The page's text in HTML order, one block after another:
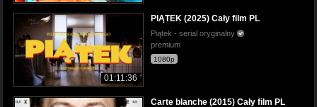
01:11:36
PIĄTEK (2025) Cały film PL
Piątek - serial oryginalny
premium
1080p
Carte blanche (2015) Cały film PL